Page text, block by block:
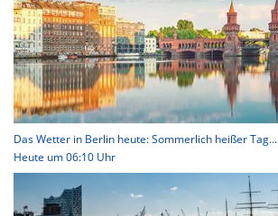
Das Wetter in Berlin heute: Sommerlich heißer Tag...
Heute um 06:10 Uhr